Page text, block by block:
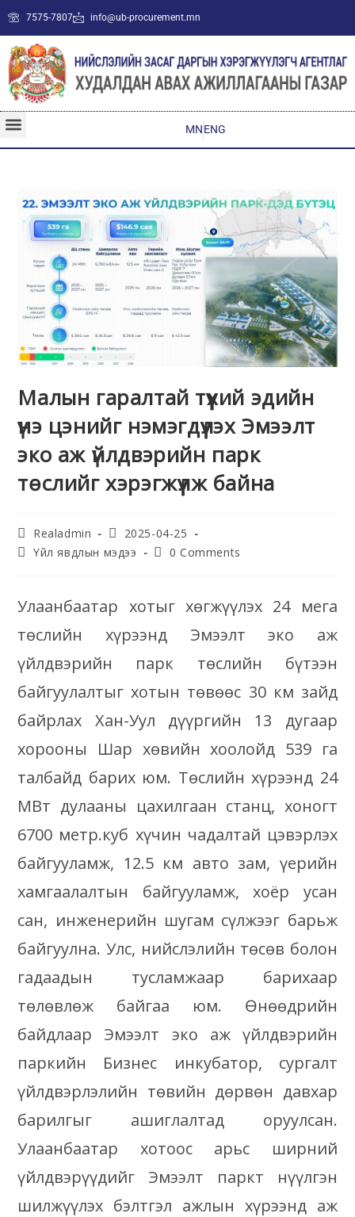
7575-7807 info@ub-procurement.mn
MNENG
Малын гаралтай түүхий эдийн
үнэ цэнийг нэмэгдүүлэх Эмээлт
эко аж үйлдвэрийн парк
төслийг хэрэгжүүлж байна
Realadmin
2025-04-25
Үйл явдлын мэдээ
0 Comments
Улаанбаатар хотыг хөгжүүлэх 24 мега
төслийн хүрээнд Эмээлт эко аж
үйлдвэрийн парк төслийн бүтээн
байгуулалтыг хотын төвөөс 30 км зайд
байрлах Хан-Уул дүүргийн 13 дугаар
хорооны Шар хөвийн хоолойд 539 га
талбайд барих юм. Төслийн хүрээнд 24
МВт дулааны цахилгаан станц, хоногт
6700 метр.куб хүчин чадалтай цэвэрлэх
байгууламж, 12.5 км авто зам, үерийн
хамгаалалтын байгууламж, хоёр усан
сан, инженерийн шугам сүлжээг барьж
байгуулна. Улс, нийслэлийн төсөв болон
гадаадын тусламжаар барихаар
төлөвлөж байгаа юм. Өнөөдрийн
байдлаар Эмээлт эко аж үйлдвэрийн
паркийн Бизнес инкубатор, сургалт
үйлдвэрлэлийн төвийн дөрвөн давхар
барилгыг ашиглалтад оруулсан.
Улаанбаатар хотоос арьс ширний
үйлдвэрүүдийг Эмээлт паркт нүүлгэн
шилжүүлэх бэлтгэл ажлын хүрээнд аж